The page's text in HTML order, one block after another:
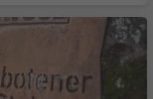
Via Ferrata Hoachwool
Naturno/Naturns, Naturns/Naturno, Meran/Merano and environs
Difficult
Difficulté
1120 m
Gain d'altitude
4h:30 Min